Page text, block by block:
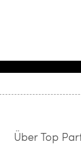
Über Top